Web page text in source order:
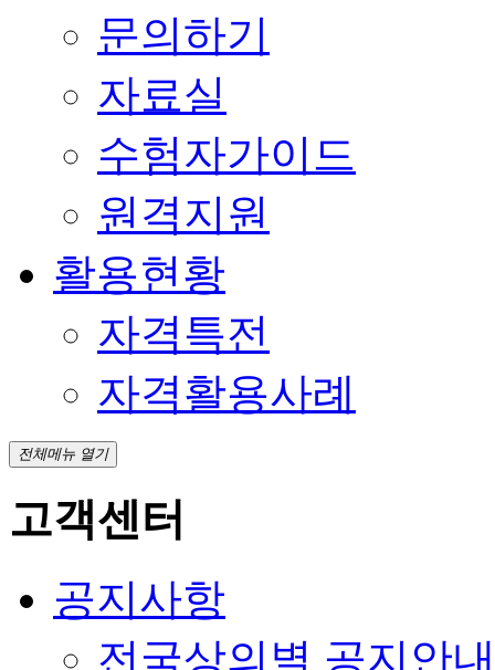
문의하기
자료실
수험자가이드
원격지원
활용현황
자격특전
자격활용사례
전체메뉴 열기
고객센터
공지사항
전국상의별 공지안내